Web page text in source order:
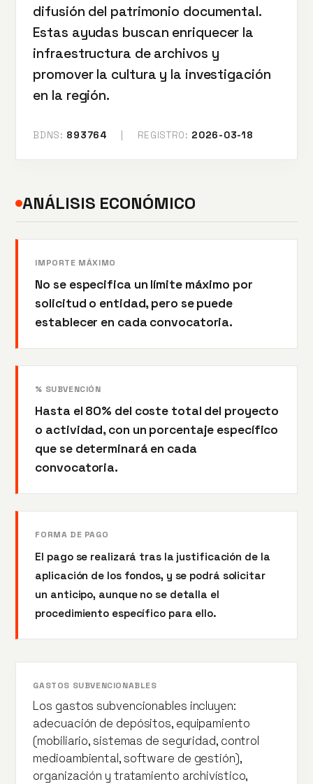
difusión del patrimonio documental.
Estas ayudas buscan enriquecer la
infraestructura de archivos y
promover la cultura y la investigación
en la región.
BDNS: 893764 REGISTRO: 2026-03-18
ANÁLISIS ECONÓMICO
IMPORTE MÁXIMO
No se especifica un límite máximo por
solicitud o entidad, pero se puede
establecer en cada convocatoria.
% SUBVENCIÓN
Hasta el 80% del coste total del proyecto
o actividad, con un porcentaje específico
que se determinará en cada
convocatoria.
FORMA DE PAGO
El pago se realizará tras la justificación de la
aplicación de los fondos, y se podrá solicitar
un anticipo, aunque no se detalla el
procedimiento específico para ello.
GASTOS SUBVENCIONABLES
Los gastos subvencionables incluyen:
adecuación de depósitos, equipamiento
(mobiliario, sistemas de seguridad, control
medioambiental, software de gestión),
organización y tratamiento archivístico,